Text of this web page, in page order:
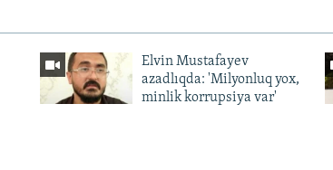
Elvin Mustafayev
azadlıqda: 'Milyonluq yox,
minlik korrupsiya var'